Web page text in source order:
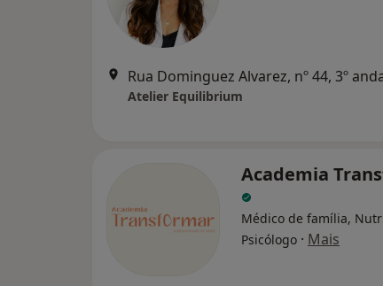
Atelier Equilibrium
Academia
Médico de família,
Psicólogo · Mais